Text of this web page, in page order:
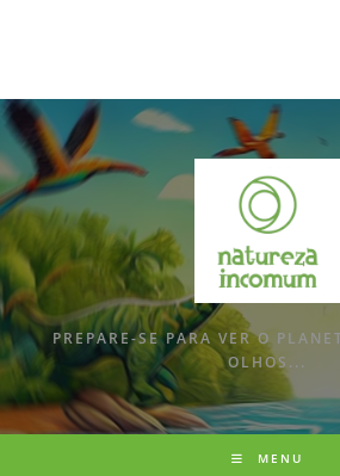
PREPARE-SE PARA VER O
OLHOS...
MENU